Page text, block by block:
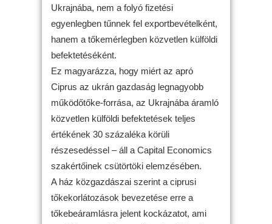
Ukrajnába, nem a folyó fizetési
egyenlegben tűnnek fel exportbevételként,
hanem a tőkemérlegben közvetlen külföldi
befektetéséként.
Ez magyarázza, hogy miért az apró
Ciprus az ukrán gazdaság legnagyobb
működőtőke-forrása, az Ukrajnába áramló
közvetlen külföldi befektetések teljes
értékének 30 százaléka körüli
részesedéssel – áll a Capital Economics
szakértőinek csütörtöki elemzésében.
A ház közgazdászai szerint a ciprusi
tőkekorlátozások bevezetése erre a
tőkebeáramlásra jelent kockázatot, ami